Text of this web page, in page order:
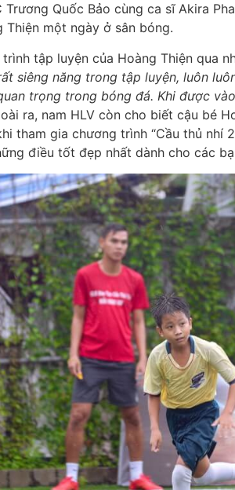
Trương Quốc Bảo cùng ca sĩ Akira
Thiện một ngày ở sân bóng.
tập luyện của Hoàng Thiện qua
siêng năng trong tập luyện, luôn
trọng trong bóng đá. Khi được
ra, nam HLV còn cho biết cậu bé
tham gia chương trình “Cầu thủ nhí
điều tốt đẹp nhất dành cho các